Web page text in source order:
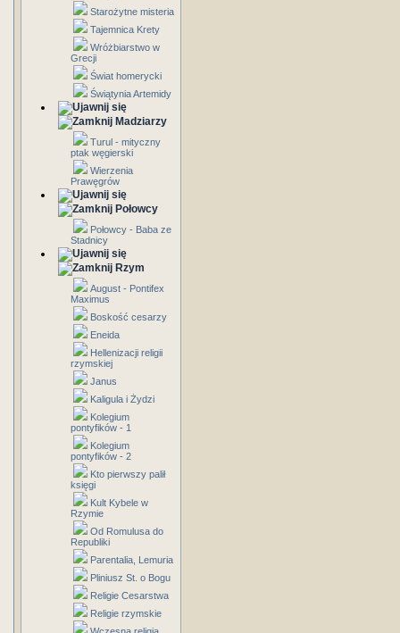
Starożytne misteria
Tajemnica Krety
Wróżbiarstwo w
Grecji
Świat homerycki
Świątynia Artemidy
Madziarzy
Turul - mityczny
ptak węgierski
Wierzenia
Prawęgrów
Połowcy
Połowcy - Baba ze
Stadnicy
Rzym
August - Pontifex
Maximus
Boskość cesarzy
Eneida
Hellenizacji religii
rzymskiej
Janus
Kaligula i Żydzi
Kolegium
pontyfików - 1
Kolegium
pontyfików - 2
Kto pierwszy palił
księgi
Kult Kybele w
Rzymie
Od Romulusa do
Republiki
Parentalia, Lemuria
Pliniusz St. o Bogu
Religie Cesarstwa
Religie rzymskie